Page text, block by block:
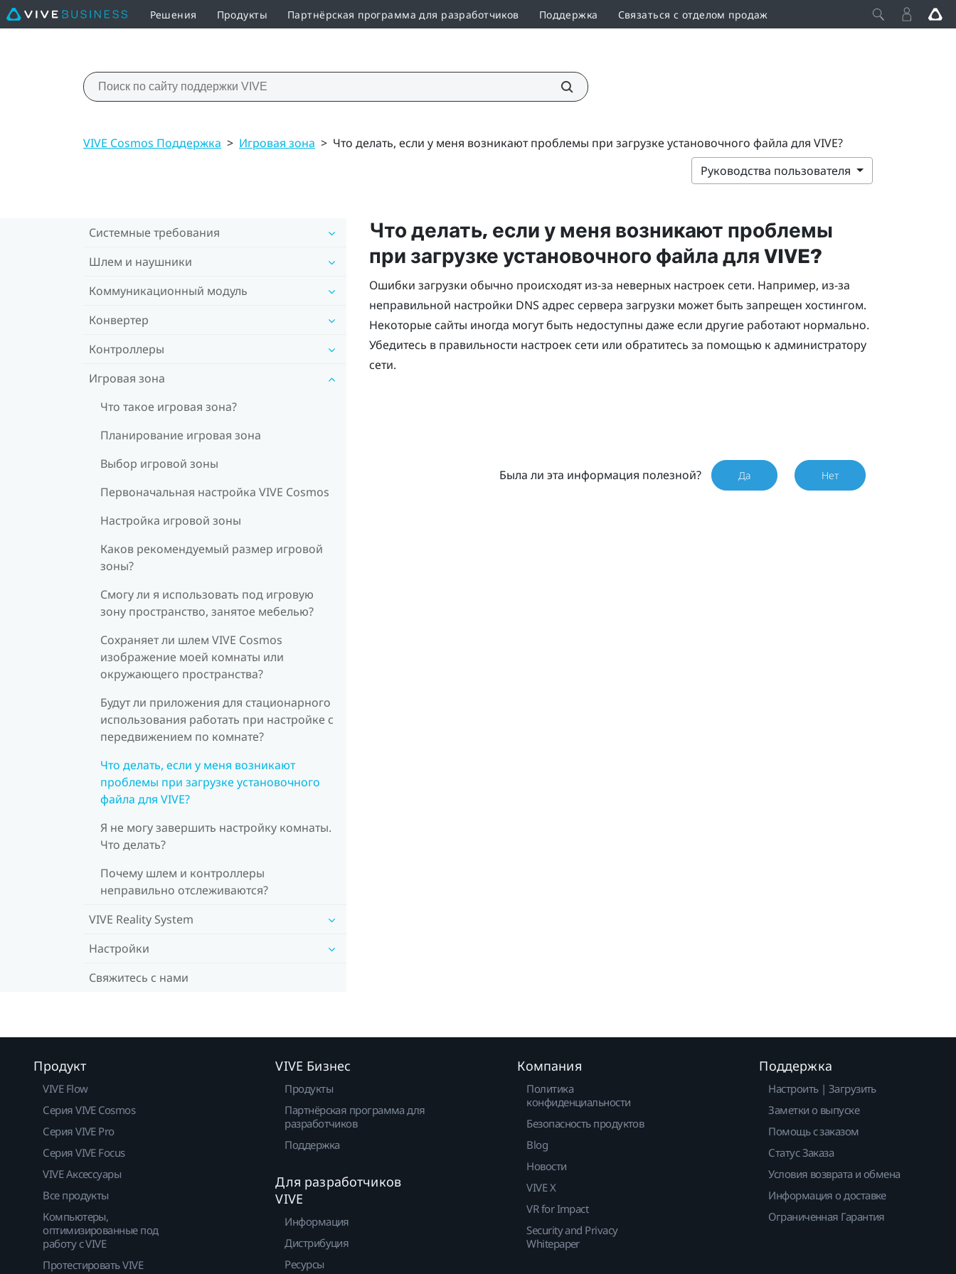
Решения Продукты Партнёрская программа для разработчиков Поддержка Связаться с отделом продаж
VIVE Cosmos Поддержка > Игровая зона > Что делать, если у меня возникают проблемы при загрузке установочного файла для VIVE?
Руководства пользователя
Системные требования
Шлем и наушники
Коммуникационный модуль
Конвертер
Контроллеры
Игровая зона
Что такое игровая зона?
Планирование игровая зона
Выбор игровой зоны
Первоначальная настройка VIVE Cosmos
Настройка игровой зоны
Каков рекомендуемый размер игровой
зоны?
Смогу ли я использовать под игровую
зону пространство, занятое мебелью?
Сохраняет ли шлем VIVE Cosmos
изображение моей комнаты или
окружающего пространства?
Будут ли приложения для стационарного
использования работать при настройке с
передвижением по комнате?
Что делать, если у меня возникают
проблемы при загрузке установочного
файла для VIVE?
Я не могу завершить настройку комнаты.
Что делать?
Почему шлем и контроллеры
неправильно отслеживаются?
VIVE Reality System
Настройки
Свяжитесь с нами
Что делать, если у меня возникают проблемы
при загрузке установочного файла для VIVE?
Ошибки загрузки обычно происходят из-за неверных настроек сети. Например, из-за
неправильной настройки DNS адрес сервера загрузки может быть запрещен хостингом.
Некоторые сайты иногда могут быть недоступны даже если другие работают нормально.
Убедитесь в правильности настроек сети или обратитесь за помощью к администратору
сети.
Была ли эта информация полезной? Да Нет
Продукт
VIVE Flow
Серия VIVE Cosmos
Серия VIVE Pro
Серия VIVE Focus
VIVE Аксессуары
Все продукты
Компьютеры,
оптимизированные под
работу с VIVE
Протестировать VIVE
VIVE Бизнес
Продукты
Партнёрская программа для
разработчиков
Поддержка
Для разработчиков
VIVE
Информация
Дистрибуция
Ресурсы
Компания
Политика
конфиденциальности
Безопасность продуктов
Blog
Новости
VIVE X
VR for Impact
Security and Privacy
Whitepaper
Поддержка
Настроить | Загрузить
Заметки о выпуске
Помощь с заказом
Статус Заказа
Условия возврата и обмена
Информация о доставке
Ограниченная Гарантия